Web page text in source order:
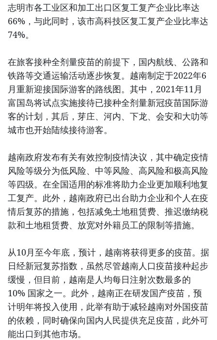
志明市各工业区和加工出口区复工复产企业比率达
66%，与此同时，该市高科技区复工复产企业比率达
74%。
在旅客接种全剂量疫苗的前提下，国内航线、公路和
铁路等交通运输活动逐步恢复。越南制定于2022年6
月重新迎接国际游客的路线图。其中，2021年11月
富国岛将试点实施接待已接种全剂量新冠疫苗国际游
客的计划，其后，芽庄、河内、下龙、会安和大叻等
城市也开始陆续接待游客。
越南政府发布有关有效控制疫情决议，其中确定疫情
风险等级分为低风险、中等风险、高风险和极高风险
等四级。在全国适用的标准将助力企业更加顺利地复
工复产。此外，越南政府已出台助力企业和个人在疫
情后复苏的措施，包括减免土地租赁费、推迟缴纳税
款和土地租赁费、放宽对外籍员工的限制等措施。
从10月至今年底，预计，越南将获得更多的疫苗。据
日经新冠复苏指数，虽然尽管越南人口疫苗接种起步
缓慢，但目前，越南是人均每日注射次数最多的
10% 国家之一。此外，越南正在研发国产疫苗，预
计明年将投入使用，此举有助于减轻越南对外国疫苗
的依赖，同时确保向国内人民提供充足疫苗，此外可
能出口到其他市场。